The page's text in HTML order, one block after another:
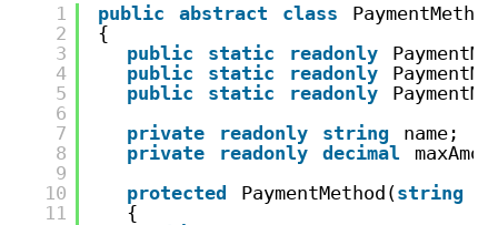
1
2
3
4
5
6
7
8
9
10
11
public abstract class
PaymentMethod
{
public
static readonly
public
static readonly
public
static readonly
private
readonly string
name;
private
readonly decimal
protected
PaymentMethod(string
{